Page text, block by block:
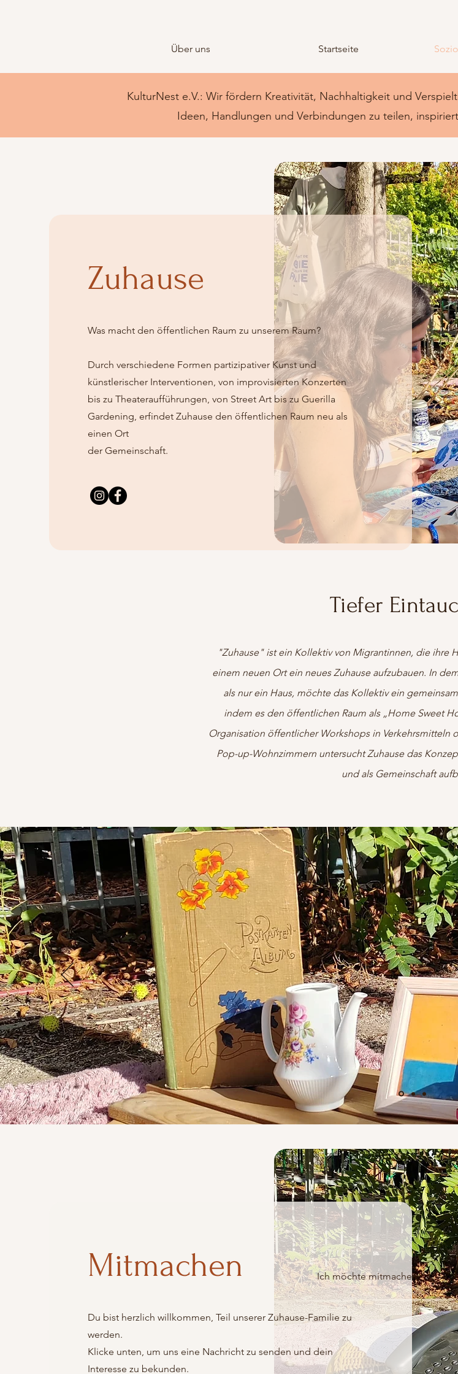
Über uns Startseite
KulturNest e.V.: Wir fördern Kreativität, Nachhaltigkeit und
Ideen, Handlungen und Verbindungen zu teilen,
Zuhause
Was macht den öffentlichen Raum zu unserem Raum?
Durch verschiedene Formen partizipativer Kunst und
künstlerischer Interventionen, von improvisierten Konzerten
bis zu Theateraufführungen, von Street Art bis zu Guerilla
Gardening, erfindet Zuhause den öffentlichen Raum neu als
einen Ort
der Gemeinschaft.
Tiefer
"Zuhause" ist ein Kollektiv von Migrantinnen, die ihre
einem neuen Ort ein neues Zuhause aufzubauen. In
als nur ein Haus, möchte das Kollektiv ein
indem es den öffentlichen Raum als „Home Sweet
Organisation öffentlicher Workshops in Verkehrsmitteln
Pop-up-Wohnzimmern untersucht Zuhause das
und als Gemeinschaft
Mitmachen
Du bist herzlich willkommen, Teil unserer Zuhause-Familie zu
werden.
Klicke unten, um uns eine Nachricht zu senden und dein
Interesse zu bekunden.
Ich möchte mitmachen!